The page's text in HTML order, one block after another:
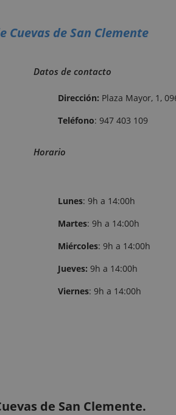
Cuevas de San Clemente
Datos de contacto
Dirección: Plaza Mayor, 1,
Teléfono: 947 403 109
Horario
Lunes: 9h a 14:00h
Martes: 9h a 14:00h
Miércoles: 9h a 14:00h
Jueves: 9h a 14:00h
Viernes: 9h a 14:00h
de San Clemente.